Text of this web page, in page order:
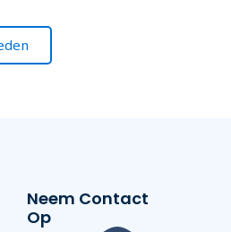
Neem Contact
Op